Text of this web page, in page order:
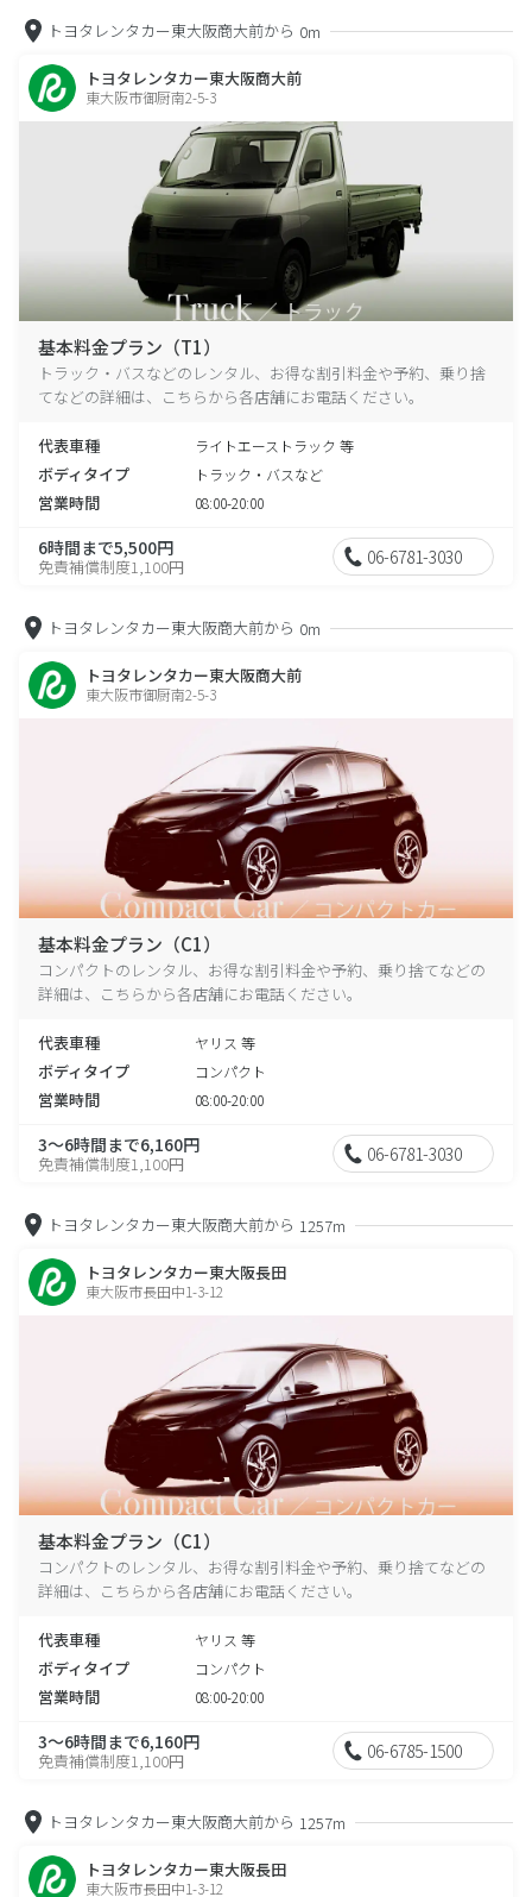
トヨタレンタカー東大阪商大前から 0m
トヨタレンタカー東大阪商大前
東大阪市御厨南2-5-3
基本料金プラン（T1）
トラック・バスなどのレンタル、お得な割引料金や予約、乗り捨
てなどの詳細は、こちらから各店舗にお電話ください。
代表車種 ライトエーストラック 等
ボディタイプ トラック・バスなど
営業時間 08:00-20:00
6時間まで5,500円
免責補償制度1,100円 06-6781-3030
トヨタレンタカー東大阪商大前から 0m
トヨタレンタカー東大阪商大前
東大阪市御厨南2-5-3
基本料金プラン（C1）
コンパクトのレンタル、お得な割引料金や予約、乗り捨てなどの
詳細は、こちらから各店舗にお電話ください。
代表車種 ヤリス 等
ボディタイプ コンパクト
営業時間 08:00-20:00
3～6時間まで6,160円
免責補償制度1,100円 06-6781-3030
トヨタレンタカー東大阪商大前から 1257m
トヨタレンタカー東大阪長田
東大阪市長田中1-3-12
基本料金プラン（C1）
コンパクトのレンタル、お得な割引料金や予約、乗り捨てなどの
詳細は、こちらから各店舗にお電話ください。
代表車種 ヤリス 等
ボディタイプ コンパクト
営業時間 08:00-20:00
3～6時間まで6,160円
免責補償制度1,100円 06-6785-1500
トヨタレンタカー東大阪商大前から 1257m
トヨタレンタカー東大阪長田
東大阪市長田中1-3-12